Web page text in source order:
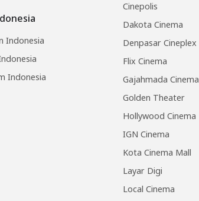
Indonesia
Indonesia
Cinepolis
Dakota Cinema
Denpasar Cineplex
Flix Cinema
Gajahmada Cinema
Golden Theater
Hollywood Cinema
IGN Cinema
Kota Cinema Mall
Layar Digi
Local Cinema